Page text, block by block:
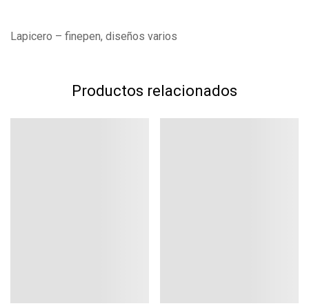
Lapicero – finepen, diseños varios
De La Calificación Y Revisión De
Escribe una reseña
Productos relacionados